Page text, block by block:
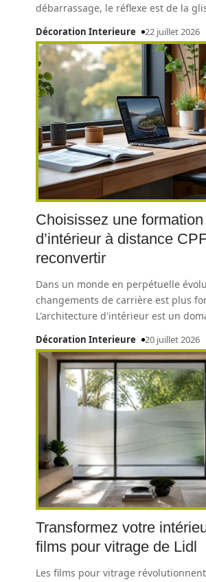
débarrassage, le réflexe est de la
Décoration Interieure 22 juillet 2026
Choisissez une formation
d’intérieur à distance
reconvertir
Dans un monde en perpétuelle
changements de carrière est plus
L'architecture d'intérieur est un
Décoration Interieure 20 juillet 2026
Transformez votre
films pour vitrage de Lidl
Les films pour vitrage